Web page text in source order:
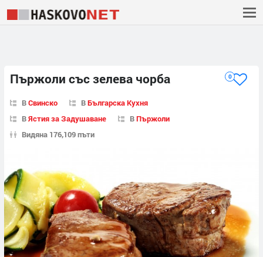
Пържоли със зелева чорба 0
ВСвинско ВБългарска Кухня
ВЯстия за Задушаване ВПържоли
Видяна 176,109 пъти